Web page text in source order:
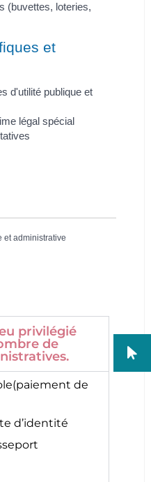
(buvettes, loteries,
et
d'utilité publique et
légal spécial
et administrative
privilégié
de
de
d’identité